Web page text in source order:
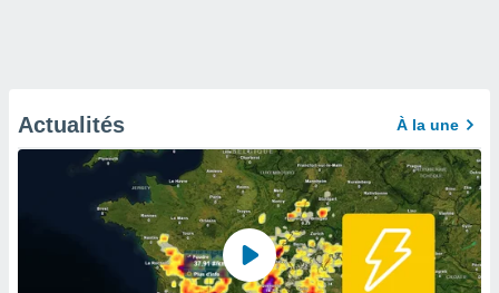
Actualités À la une